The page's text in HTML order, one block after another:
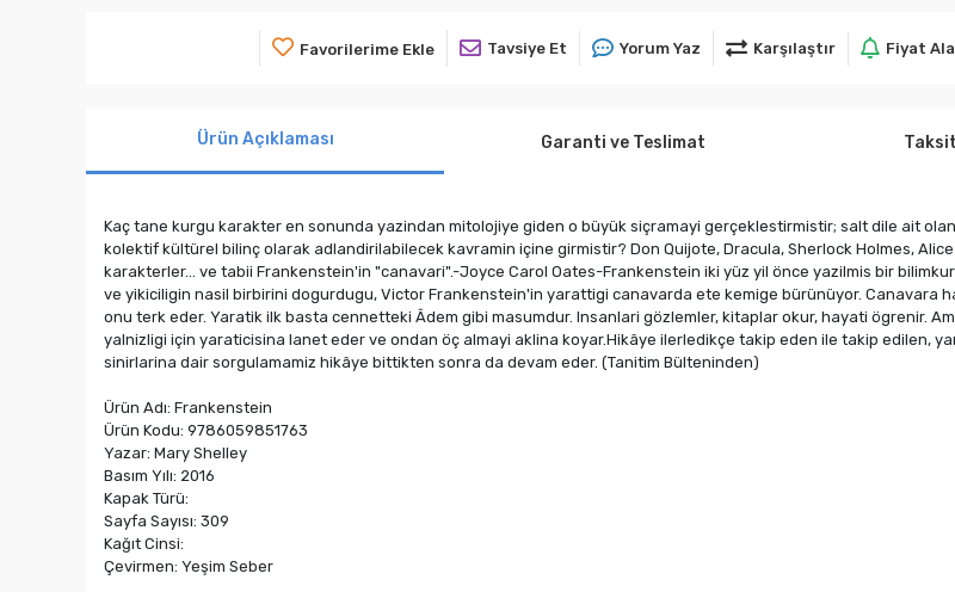
Favorilerime Ekle Tavsiye Et Yorum Yaz Karşılaştır Fiyat
Ürün Açıklaması Garanti ve Teslimat
Kaç tane kurgu karakter en sonunda yazindan mitolojiye giden o büyük siçramayi gerçeklestirmistir; salt dile ait
kolektif kültürel bilinç olarak adlandirilabilecek kavramin içine girmistir? Don Quijote, Dracula, Sherlock Holmes,
karakterler... ve tabii Frankenstein'in "canavari".-Joyce Carol Oates-Frankenstein iki yüz yil önce yazilmis bir
ve yikiciligin nasil birbirini dogurdugu, Victor Frankenstein'in yarattigi canavarda ete kemige bürünüyor.
onu terk eder. Yaratik ilk basta cennetteki Âdem gibi masumdur. Insanlari gözlemler, kitaplar okur, hayati ögrenir.
yalnizligi için yaraticisina lanet eder ve ondan öç almayi aklina koyar.Hikâye ilerledikçe takip eden ile takip edilen,
sinirlarina dair sorgulamamiz hikâye bittikten sonra da devam eder. (Tanitim Bülteninden)
Ürün Adı: Frankenstein
Ürün Kodu: 9786059851763
Yazar: Mary Shelley
Basım Yılı: 2016
Kapak Türü:
Sayfa Sayısı: 309
Kağıt Cinsi:
Çevirmen: Yeşim Seber